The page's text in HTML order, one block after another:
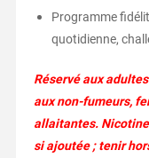
Programme
quotidienne,
Réservé aux
aux non-fumeurs,
allaitantes.
si ajoutée ; tenir